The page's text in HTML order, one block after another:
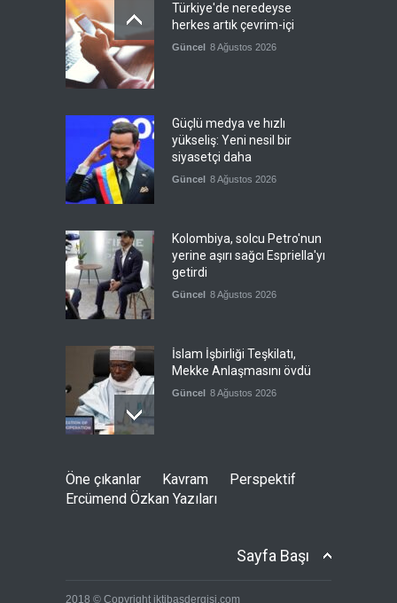
Türkiye'de neredeyse
herkes artık çevrim-içi
Güncel 8 Ağustos 2026
Güçlü medya ve hızlı
yükseliş: Yeni nesil bir
siyasetçi daha
Güncel 8 Ağustos 2026
Kolombiya, solcu Petro'nun
yerine aşırı sağcı Espriella'yı
getirdi
Güncel 8 Ağustos 2026
İslam İşbirliği Teşkilatı,
Mekke Anlaşmasını övdü
Güncel 8 Ağustos 2026
Meksika'yı yanına çekmeye
çalışıyor
Öne çıkanlar Kavram
Perspektif
Ercümend Özkan Yazıları
Sayfa Başı
2018 © Copyright iktibasdergisi.com